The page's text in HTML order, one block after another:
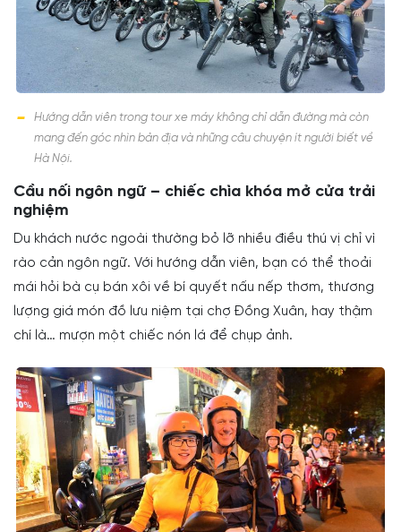
Hướng dẫn viên trong tour xe máy không chỉ dẫn đường mà còn
mang đến góc nhìn bản địa và những câu chuyện ít người biết về
Hà Nội.
Cầu nối ngôn ngữ – chiếc chìa khóa mở cửa trải
nghiệm
Du khách nước ngoài thường bỏ lỡ nhiều điều thú vị chỉ vì
rào cản ngôn ngữ. Với hướng dẫn viên, bạn có thể thoải
mái hỏi bà cụ bán xôi về bí quyết nấu nếp thơm, thương
lượng giá món đồ lưu niệm tại chợ Đồng Xuân, hay thậm
chí là… mượn một chiếc nón lá để chụp ảnh.